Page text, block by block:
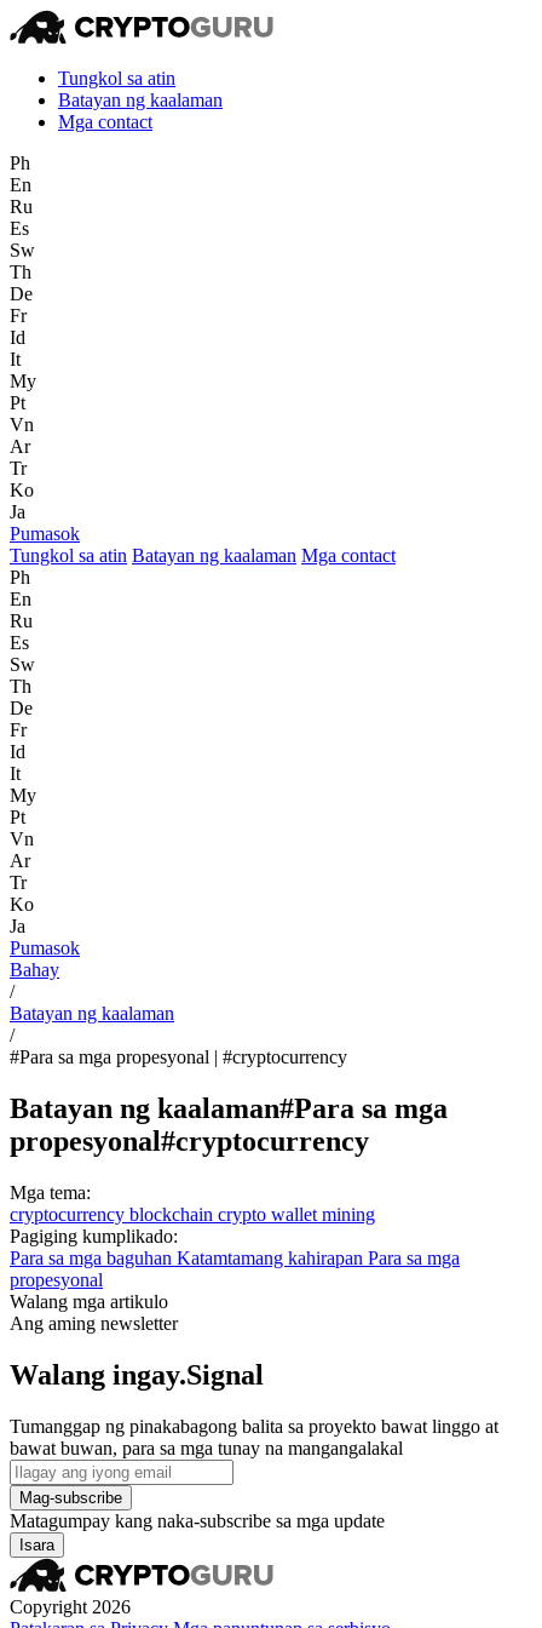
Tungkol sa atin
Batayan ng kaalaman
Mga contact
Ph
En
Ru
Es
Sw
Th
De
Fr
Id
It
My
Pt
Vn
Ar
Tr
Ko
Ja
Pumasok
Tungkol sa atin Batayan ng kaalaman Mga contact
Ph
En
Ru
Es
Sw
Th
De
Fr
Id
It
My
Pt
Vn
Ar
Tr
Ko
Ja
Pumasok
Bahay
/
Batayan ng kaalaman
/
#Para sa mga propesyonal | #cryptocurrency
Batayan ng kaalaman#Para sa mga
propesyonal#cryptocurrency
Mga tema:
cryptocurrency blockchain crypto wallet mining
Pagiging kumplikado:
Para sa mga baguhan Katamtamang kahirapan Para sa mga
propesyonal
Walang mga artikulo
Ang aming newsletter
Walang ingay.Signal
Tumanggap ng pinakabagong balita sa proyekto bawat linggo at
bawat buwan, para sa mga tunay na mangangalakal
Mag-subscribe
Matagumpay kang naka-subscribe sa mga update
Isara
Copyright 2026